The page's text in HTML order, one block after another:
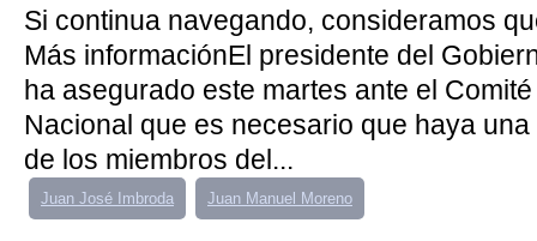
Si continua navegando, consideramos
Más informaciónEl presidente del
ha asegurado este martes ante el
Nacional que es necesario que haya
de los miembros del...
Juan José Imbroda Juan Manuel Moreno